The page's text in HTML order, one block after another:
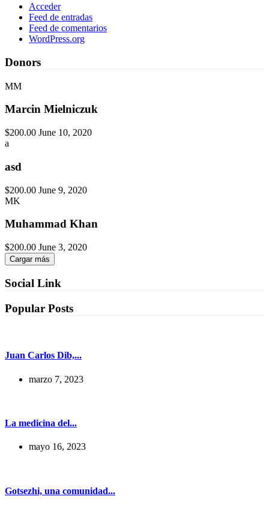
Acceder
Feed de entradas
Feed de comentarios
WordPress.org
Donors
MM
Marcin Mielniczuk
$200.00 June 10, 2020
a
asd
$200.00 June 9, 2020
MK
Muhammad Khan
$200.00 June 3, 2020
Cargar más
Social Link
Popular Posts
Juan Carlos Dib,...
marzo 7, 2023
La medicina del...
mayo 16, 2023
Gotsezhi, una comunidad...